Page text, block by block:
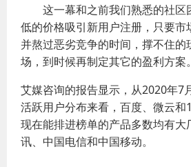
这一幕和之前我们熟悉的社区
低的价格吸引新用户注册，只要市
并熬过恶劣竞争的时间，撑不住的
场，到时候再制定其它的盈利方案。
艾媒咨询的报告显示，从2020年7
活跃用户分布来看，百度、微云和
现在能排进榜单的产品多数均有大
讯、中国电信和中国移动。